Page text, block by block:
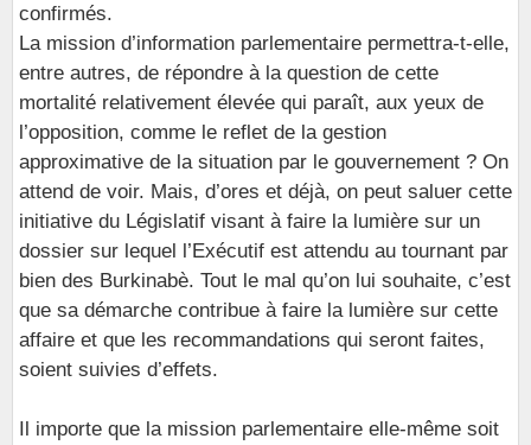
confirmés.
La mission d’information parlementaire permettra-t-elle,
entre autres, de répondre à la question de cette
mortalité relativement élevée qui paraît, aux yeux de
l’opposition, comme le reflet de la gestion
approximative de la situation par le gouvernement ? On
attend de voir. Mais, d’ores et déjà, on peut saluer cette
initiative du Législatif visant à faire la lumière sur un
dossier sur lequel l’Exécutif est attendu au tournant par
bien des Burkinabè. Tout le mal qu’on lui souhaite, c’est
que sa démarche contribue à faire la lumière sur cette
affaire et que les recommandations qui seront faites,
soient suivies d’effets.
Il importe que la mission parlementaire elle-même soit